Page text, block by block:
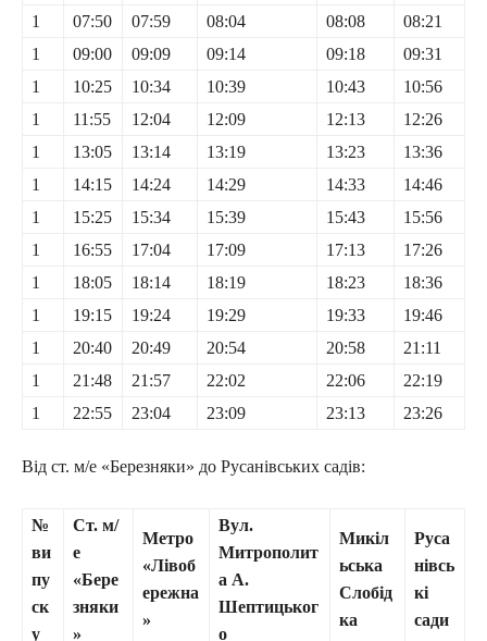
1
07:50 07:59 08:04 08:08
08:21
1
09:00 09:09 09:14 09:18
09:31
1
10:25 10:34 10:39 10:43
10:56
1
11:55 12:04 12:09 12:13
12:26
1
13:05 13:14 13:19 13:23
13:36
1
14:15 14:24 14:29 14:33
14:46
1
15:25 15:34 15:39 15:43
15:56
1
16:55 17:04 17:09 17:13
17:26
1
18:05 18:14 18:19 18:23
18:36
1
19:15 19:24 19:29 19:33
19:46
1
20:40 20:49 20:54 20:58
21:11
1
21:48 21:57 22:02 22:06
22:19
1
22:55 23:04 23:09 23:13 23:26
Від ст. м/е «Березняки» до Русанівських садів:
№
ви
пу
ск
у
Ст. м/
е
«Бере
зняки
»
Метро
«Лівоб
ережна
»
Вул.
Митрополит
а А.
Шептицьког
о
Микіл
ьська
Слобід
ка
Руса
нівсь
кі
сади